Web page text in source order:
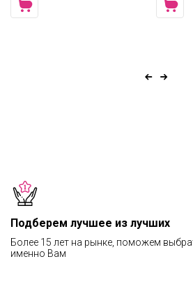
Подберем лучшее из лучших
Более 15 лет на рынке, поможем
именно Вам